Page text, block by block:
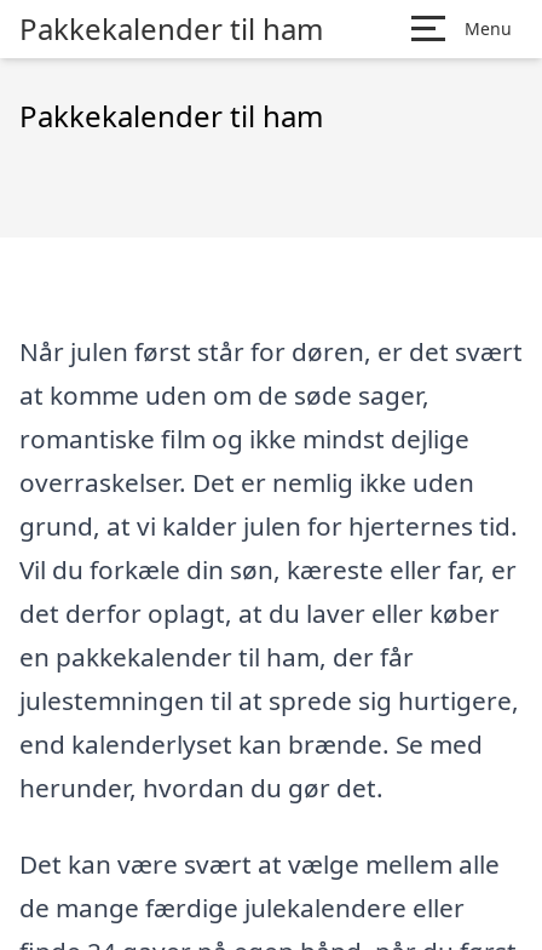
Pakkekalender til ham Menu
Pakkekalender til ham
Når julen først står for døren, er det svært
at komme uden om de søde sager,
romantiske film og ikke mindst dejlige
overraskelser. Det er nemlig ikke uden
grund, at vi kalder julen for hjerternes tid.
Vil du forkæle din søn, kæreste eller far, er
det derfor oplagt, at du laver eller køber
en pakkekalender til ham, der får
julestemningen til at sprede sig hurtigere,
end kalenderlyset kan brænde. Se med
herunder, hvordan du gør det.
Det kan være svært at vælge mellem alle
de mange færdige julekalendere eller